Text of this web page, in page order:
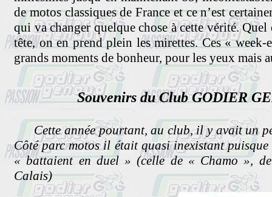
de motos classiques de France et ce n’est
qui va changer quelque chose à cette vérité.
tête, on en prend plein les mirettes. Ces «
grands moments de bonheur, pour les yeux mais
Souvenirs du Club GODIER
Cette année pourtant, au club, il y avait un
Côté parc motos il était quasi inexistant puisque
« battaient en duel » (celle de « Chamo »,
Calais)